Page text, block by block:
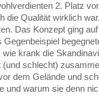
2. Platz
die Qualität wirklich
Das Konzept ging
Gegenbeispiel
krank die
schlecht)
dem Gelände und
und warum sie denn